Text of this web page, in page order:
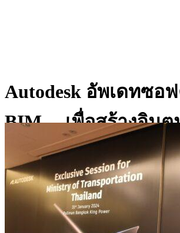
Autodesk อัพเดทซอ
BIM… เพื่อสร้างจินต
เป็นไปได้สำหรับงาน
พื้นฐาน Tag